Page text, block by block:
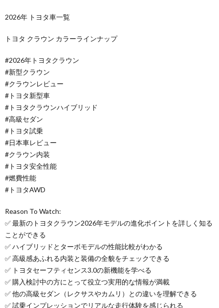
2026年 トヨタ車一覧
トヨタ クラウン カラーラインナップ
#2026年トヨタクラウン
#新型クラウン
#クラウンレビュー
#トヨタ新型車
#トヨタクラウンハイブリッド
#高級セダン
#トヨタ試乗
#日本車レビュー
#クラウン内装
#トヨタ安全性能
#燃費性能
#トヨタAWD
Reason To Watch:
✅ 最新のトヨタクラウン2026年モデルの進化ポイントを詳しく知る
ことができる
✅ ハイブリッドとターボモデルの性能比較がわかる
✅ 高級感あふれる内装と装備の全貌をチェックできる
✅ トヨタセーフティセンス3.0の新機能を学べる
✅ 購入検討中の方にとって役立つ実用的な情報が満載
✅ 他の高級セダン（レクサスやカムリ）との違いを理解できる
✅ 試乗インプレッションでリアルな走行体験を感じられる